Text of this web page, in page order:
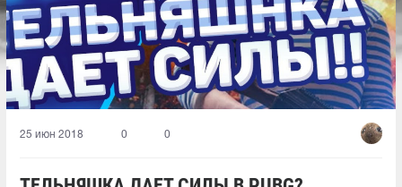
25 июн 2018 0 0